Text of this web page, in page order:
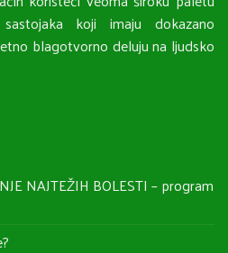
koji imaju dokazano
blagotvorno deluju na ljudsko
NAJTEŽIH BOLESTI – program